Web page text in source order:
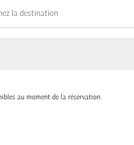
au moment de la réservation.